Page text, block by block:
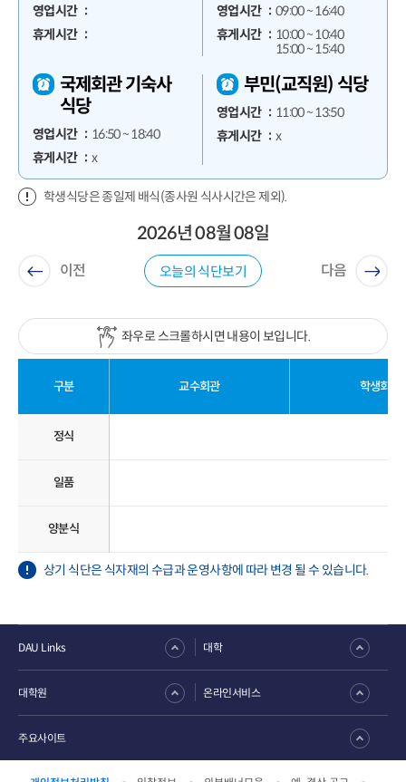
영업시간
휴게시간
영업시간
09:00 ~ 16:40
휴게시간
10:00 ~ 10:40
15:00 ~ 15:40
국제회관 기숙사
식당
영업시간
16:50 ~ 18:40
휴게시간
x
부민(교직원) 식당
영업시간
11:00 ~ 13:50
휴게시간
x
학생식당은 종일제 배식(종사원 식사시간은 제외).
이전 다음
2026년 08월 08일
오늘의 식단보기
좌우로 스크롤하시면 내용이 보입니다.
구분 교수회관 학생회관
정식
일품
양분식
상기 식단은 식자재의 수급과 운영사항에 따라 변경 될 수 있습니다.
DAU Links 대학
대학원 온라인서비스
주요사이트